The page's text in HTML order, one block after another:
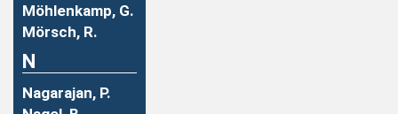
Möhlenkamp, G.
Mörsch, R.
N
Nagarajan, P.